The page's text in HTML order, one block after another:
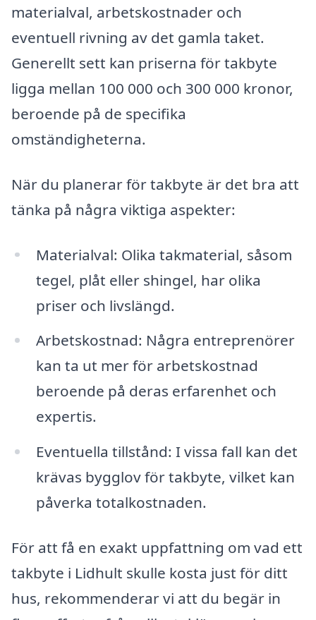
materialval, arbetskostnader och
eventuell rivning av det gamla taket.
Generellt sett kan priserna för takbyte
ligga mellan 100 000 och 300 000 kronor,
beroende på de specifika
omständigheterna.
När du planerar för takbyte är det bra att
tänka på några viktiga aspekter:
Materialval: Olika takmaterial, såsom
tegel, plåt eller shingel, har olika
priser och livslängd.
Arbetskostnad: Några entreprenörer
kan ta ut mer för arbetskostnad
beroende på deras erfarenhet och
expertis.
Eventuella tillstånd: I vissa fall kan det
krävas bygglov för takbyte, vilket kan
påverka totalkostnaden.
För att få en exakt uppfattning om vad ett
takbyte i Lidhult skulle kosta just för ditt
hus, rekommenderar vi att du begär in